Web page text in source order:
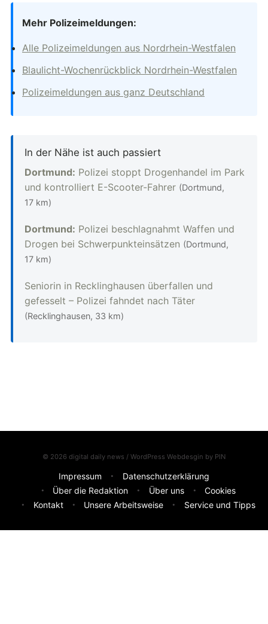
Mehr Polizeimeldungen:
Alle Polizeimeldungen aus Nordrhein-Westfalen
Blaulicht-Wochenrückblick Nordrhein-Westfalen
Polizeimeldungen aus ganz Deutschland
In der Nähe ist auch passiert
Dortmund: Polizei stoppt Drogenhandel im Park
und kontrolliert E-Scooter-Fahrer (Dortmund,
17 km)
Dortmund: Polizei beschlagnahmt Waffen und
Drogen bei Schwerpunkteinsätzen (Dortmund,
17 km)
Seniorin in Recklinghausen überfallen und
gefesselt – Polizei fahndet nach Täter
(Recklinghausen, 33 km)
© 2026 digital daily news / WordPress Webdesgin by PIN
Impressum
Datenschutzerklärung
Über die Redaktion
Über uns
Cookies
Kontakt
Unsere Arbeitsweise Service und Tipps